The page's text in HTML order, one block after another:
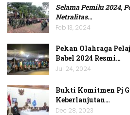
Selama Pemilu 2024,
Netralitas…
Feb 13, 2024
Pekan Olahraga
Babel 2024 Resmi…
Jul 24, 2024
Bukti Komitmen Pj
Keberlanjutan…
Dec 28, 2023